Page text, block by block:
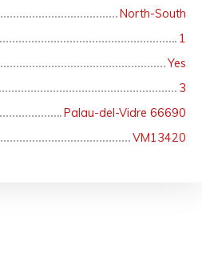
North-South
1
Yes
3
Palau-del-Vidre 66690
VM13420